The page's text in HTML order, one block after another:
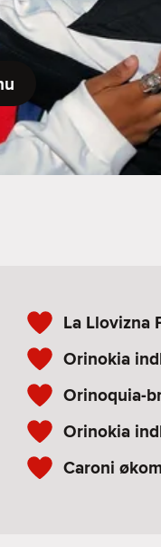
La Llovizna
Orinokia
Orinoquia-
Orinokia
Caroni